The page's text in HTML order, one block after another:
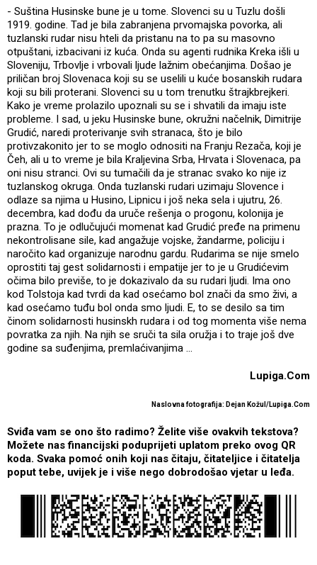
- Suština Husinske bune je u tome. Slovenci su u Tuzlu došli
1919. godine. Tad je bila zabranjena prvomajska povorka, ali
tuzlanski rudar nisu hteli da pristanu na to pa su masovno
otpuštani, izbacivani iz kuća. Onda su agenti rudnika Kreka išli u
Sloveniju, Trbovlje i vrbovali ljude lažnim obećanjima. Došao je
priličan broj Slovenaca koji su se uselili u kuće bosanskih rudara
koji su bili proterani. Slovenci su u tom trenutku štrajkbrejkeri.
Kako je vreme prolazilo upoznali su se i shvatili da imaju iste
probleme. I sad, u jeku Husinske bune, okružni načelnik, Dimitrije
Grudić, naredi proterivanje svih stranaca, što je bilo
protivzakonito jer to se moglo odnositi na Franju Rezača, koji je
Čeh, ali u to vreme je bila Kraljevina Srba, Hrvata i Slovenaca, pa
oni nisu stranci. Ovi su tumačili da je stranac svako ko nije iz
tuzlanskog okruga. Onda tuzlanski rudari uzimaju Slovence i
odlaze sa njima u Husino, Lipnicu i još neka sela i ujutru, 26.
decembra, kad dođu da uruče rešenja o progonu, kolonija je
prazna. To je odlučujući momenat kad Grudić pređe na primenu
nekontrolisane sile, kad angažuje vojske, žandarme, policiju i
naročito kad organizuje narodnu gardu. Rudarima se nije smelo
oprostiti taj gest solidarnosti i empatije jer to je u Grudićevim
očima bilo previše, to je dokazivalo da su rudari ljudi. Ima ono
kod Tolstoja kad tvrdi da kad osećamo bol znači da smo živi, a
kad osećamo tuđu bol onda smo ljudi. E, to se desilo sa tim
činom solidarnosti husinskh rudara i od tog momenta više nema
povratka za njih. Na njih se sruči ta sila oružja i to traje još dve
godine sa suđenjima, premlaćivanjima ...
Lupiga.Com
Naslovna fotografija: Dejan Kožul/Lupiga.Com
Sviđa vam se ono što radimo? Želite više ovakvih tekstova?
Možete nas financijski poduprijeti uplatom preko ovog QR
koda. Svaka pomoć onih koji nas čitaju, čitateljice i čitatelja
poput tebe, uvijek je i više nego dobrodošao vjetar u leđa.